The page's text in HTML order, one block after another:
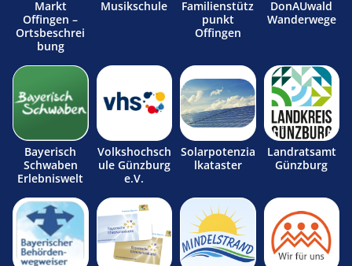
Markt
Offingen –
Ortsbeschrei
bung
Musikschule
Familienstütz
punkt
Offingen
DonAUwald
Wanderwege
Bayerisch
Schwaben
Erlebniswelt
Volkshochsch
ule Günzburg
e.V.
Solarpotenzia
lkataster
Landratsamt
Günzburg